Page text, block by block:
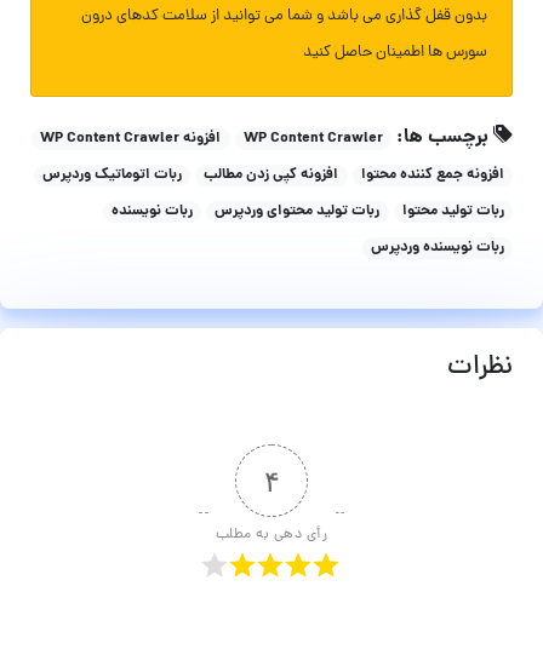
بدون قفل گذاری می باشد و شما می توانید از سلامت کدهای درون
سورس ها اطمینان حاصل کنید
برچسب ها: WP Content Crawler
افزونه WP Content Crawler
افزونه جمع کننده محتوا
افزونه کپی زدن مطالب
ربات اتوماتیک وردپرس
ربات تولید محتوا
ربات تولید محتوای وردپرس
ربات نویسنده
ربات نویسنده وردپرس
نظرات
۴
رأی دهی به مطلب